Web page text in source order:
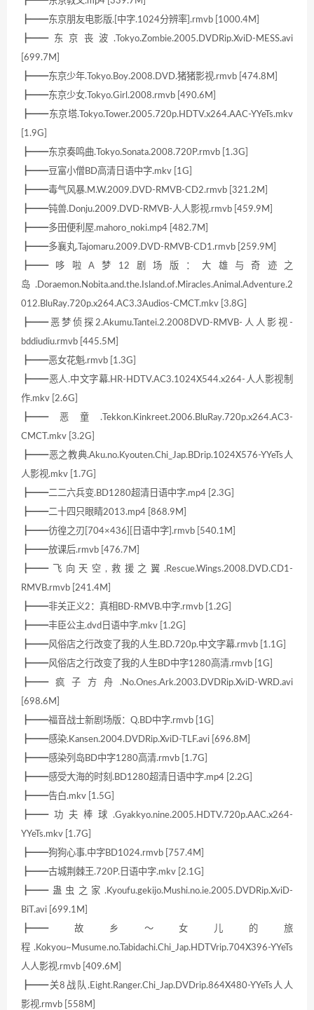
┣━━东京朋友电影版.[中字.1024分辨率].rmvb [1000.4M]
┣━━东京丧波.Tokyo.Zombie.2005.DVDRip.XviD-MESS.avi
[699.7M]
┣━━东京少年.Tokyo.Boy.2008.DVD.猪猪影视.rmvb [474.8M]
┣━━东京少女.Tokyo.Girl.2008.rmvb [490.6M]
┣━━东京塔.Tokyo.Tower.2005.720p.HDTV.x264.AAC-YYeTs.mkv
[1.9G]
┣━━东京奏鸣曲.Tokyo.Sonata.2008.720P.rmvb [1.3G]
┣━━豆富小僧BD高清日语中字.mkv [1G]
┣━━毒气风暴.M.W.2009.DVD-RMVB-CD2.rmvb [321.2M]
┣━━钝兽.Donju.2009.DVD-RMVB-人人影视.rmvb [459.9M]
┣━━多田便利屋.mahoro_noki.mp4 [482.7M]
┣━━多襄丸.Tajomaru.2009.DVD-RMVB-CD1.rmvb [259.9M]
┣━━哆啦A梦12剧场版：大雄与奇迹之
岛.Doraemon.Nobita.and.the.Island.of.Miracles.Animal.Adventure.2
012.BluRay.720p.x264.AC3.3Audios-CMCT.mkv [3.8G]
┣━━恶梦侦探2.Akumu.Tantei.2.2008DVD-RMVB-人人影视-
bddiudiu.rmvb [445.5M]
┣━━恶女花魁.rmvb [1.3G]
┣━━恶人.中文字幕.HR-HDTV.AC3.1024X544.x264-人人影视制
作.mkv [2.6G]
┣━━恶童.Tekkon.Kinkreet.2006.BluRay.720p.x264.AC3-
CMCT.mkv [3.2G]
┣━━恶之教典.Aku.no.Kyouten.Chi_Jap.BDrip.1024X576-YYeTs人
人影视.mkv [1.7G]
┣━━二二六兵变.BD1280超清日语中字.mp4 [2.3G]
┣━━二十四只眼睛2013.mp4 [868.9M]
┣━━彷徨之刃[704×436][日语中字].rmvb [540.1M]
┣━━放课后.rmvb [476.7M]
┣━━飞向天空,救援之翼.Rescue.Wings.2008.DVD.CD1-
RMVB.rmvb [241.4M]
┣━━非关正义2：真相BD-RMVB.中字.rmvb [1.2G]
┣━━丰臣公主.dvd日语中字.mkv [1.2G]
┣━━风俗店之行改变了我的人生.BD.720p.中文字幕.rmvb [1.1G]
┣━━风俗店之行改变了我的人生BD中字1280高清.rmvb [1G]
┣━━疯子方舟.No.Ones.Ark.2003.DVDRip.XviD-WRD.avi
[698.6M]
┣━━福音战士新剧场版：Q.BD中字.rmvb [1G]
┣━━感染.Kansen.2004.DVDRip.XviD-TLF.avi [696.8M]
┣━━感染列岛BD中字1280高清.rmvb [1.7G]
┣━━感受大海的时刻.BD1280超清日语中字.mp4 [2.2G]
┣━━告白.mkv [1.5G]
┣━━功夫棒球.Gyakkyo.nine.2005.HDTV.720p.AAC.x264-
YYeTs.mkv [1.7G]
┣━━狗狗心事.中字BD1024.rmvb [757.4M]
┣━━古城荆棘王.720P.日语中字.mkv [2.1G]
┣━━蛊虫之家.Kyoufu.gekijo.Mushi.no.ie.2005.DVDRip.XviD-
BiT.avi [699.1M]
┣━━故乡～女儿的旅
程.Kokyou~Musume.no.Tabidachi.Chi_Jap.HDTVrip.704X396-YYeTs
人人影视.rmvb [409.6M]
┣━━关8战队.Eight.Ranger.Chi_Jap.DVDrip.864X480-YYeTs人人
影视.rmvb [558M]